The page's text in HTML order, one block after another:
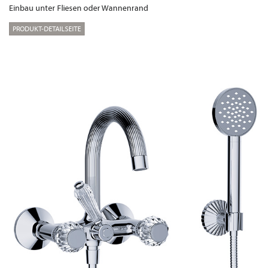
Einbau unter Fliesen oder Wannenrand
PRODUKT-DETAILSEITE